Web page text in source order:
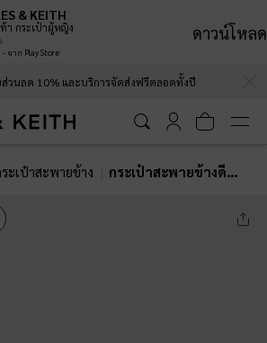
วนลด 10% และบริการจัดส่งฟรีตลอดทั้งปี
ะเป๋าสะพายข้าง กระเป๋าสะพายข้างดีเทลสายคาดแบบผูกปมรุ่น Tricha
& KEITH
า กระเป๋าผู้หญิง
จาก Play Store
ดาวน์โหลด